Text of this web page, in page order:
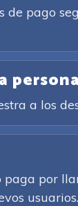
pago
a los
por